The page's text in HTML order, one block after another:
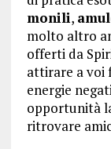
monili,
molto altro
offerti da
attirare a voi
energie
opportunità
ritrovare